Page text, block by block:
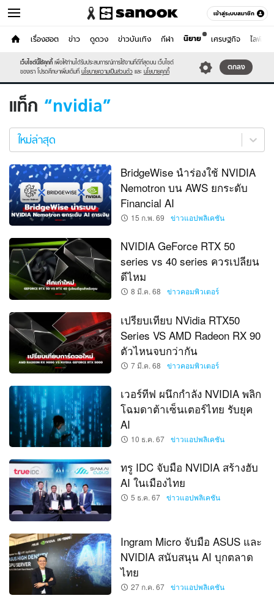
เข้าสู่ระบบสมาชิก
หน้าแรก
เรื่องฮอต ข่าว ดูดวง ข่าวบันเทิง กีฬา เศรษฐกิจ ไลฟ์สไ
นิยาย
ไอที หมวดอื่นๆ
เว็บไซต์นี้ใช้คุกกี้ เพื่อให้ท่านได้รับประสบการณ์การใช้งานที่ดีที่สุดบน เว็บไซต์
ของเรา โปรดศึกษาเพิ่มเติมที่ นโยบายความเป็นส่วนตัว และ นโยบายคุกกี้
ตกลง
แท็ก nvidia
nvidia
ใหม่
ล่าสุด
ใหม่ล่าสุด
BridgeWise นำร่องใช้ NVIDIA
Nemotron บน AWS ยกระดับ
Financial AI
15 ก.พ. 69 ข่าวแอปพลิเคชัน
NVIDIA GeForce RTX 50
series vs 40 series ควรเปลียน
ดีไหม
8 มี.ค. 68 ข่าวคอมพิวเตอร์
เปรียบเทียบ NVidia RTX50
Series VS AMD Radeon RX 90
ตัวไหนจบกว่ากัน
7 มี.ค. 68 ข่าวคอมพิวเตอร์
เวอร์ทีฟ ผนึกกำลัง NVIDIA พลิก
โฉมดาต้าเซ็นเตอร์ไทย รับยุค
AI
10 ธ.ค. 67 ข่าวแอปพลิเคชัน
ทรู IDC จับมือ NVIDIA สร้างฮับ
AI ในเมืองไทย
5 ธ.ค. 67 ข่าวแอปพลิเคชัน
Ingram Micro จับมือ ASUS และ
NVIDIA สนับสนุน AI บุกตลาด
ไทย
27 ก.ค. 67 ข่าวแอปพลิเคชัน